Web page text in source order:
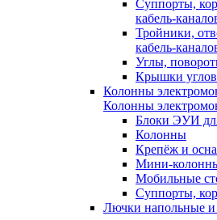
Суппорты,
кабель-
Тройники,
кабель-
Углы,
Крышки углов
Колонны
Колонны
Блоки ЭУИ
Колонны
Крепёж и
Мини-
Мобильные
Суппорты,
Лючки напольные и